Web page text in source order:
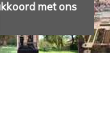
met ons